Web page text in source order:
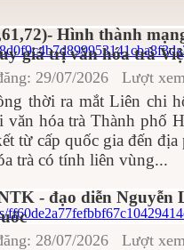
Hình thành
giá trị văn hóa trà
29/07/2026 Lượt
thời ra mắt Liên chi
văn hóa trà Thành phố
từ cấp quốc gia đến
trà có tính liên vùng...
- đạo diễn Nguyễn
28/07/2026 Lượt